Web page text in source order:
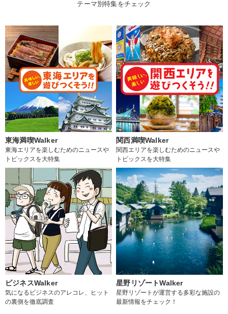
テーマ別特集をチェック
東海満喫Walker
東海エリアを楽しむためのニュースや
トピックスを大特集
関西満喫Walker
関西エリアを楽しむためのニュースや
トピックスを大特集
ビジネスWalker
気になるビジネスのアレコレ、ヒット
の裏側を徹底調査
星野リゾートWalker
星野リゾートが運営する多彩な施設の
最新情報をチェック！